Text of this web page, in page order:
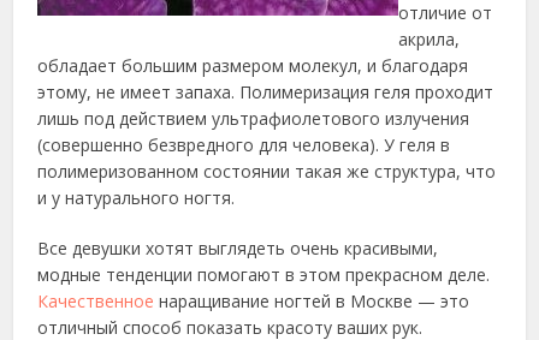
отличие от
акрила,
обладает большим размером молекул, и благодаря
этому, не имеет запаха. Полимеризация геля проходит
лишь под действием ультрафиолетового излучения
(совершенно безвредного для человека). У геля в
полимеризованном состоянии такая же структура, что
и у натурального ногтя.
Все девушки хотят выглядеть очень красивыми,
модные тенденции помогают в этом прекрасном деле.
Качественное наращивание ногтей в Москве — это
отличный способ показать красоту ваших рук.